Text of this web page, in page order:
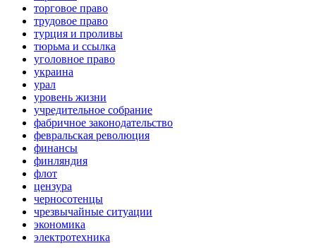
торговое право
трудовое право
турция и проливы
тюрьма и ссылка
уголовное право
украина
урал
уровень жизни
учредительное собрание
фабричное законодательство
февральская революция
финансы
финляндия
флот
цензура
черносотенцы
чрезвычайные ситуации
экономика
электротехника